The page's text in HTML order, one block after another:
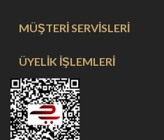
MÜŞTERİ SERVİSLERİ
ÜYELİK İŞLEMLERİ